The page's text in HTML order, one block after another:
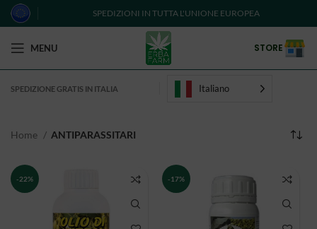
SPEDIZIONI IN TUTTA L'UNIONE EUROPEA
MENU STORE
SPEDIZIONE GRATIS IN ITALIA Italiano
Home ANTIPARASSITARI
-22% -17%